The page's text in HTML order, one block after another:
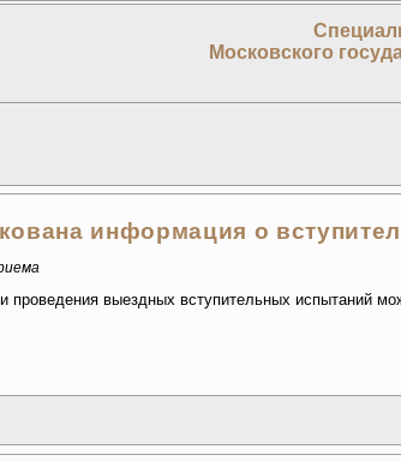
Московского
информация о
проведения выездных вступительных испытаний